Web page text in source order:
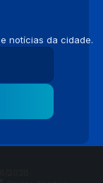
notícias da cidade.